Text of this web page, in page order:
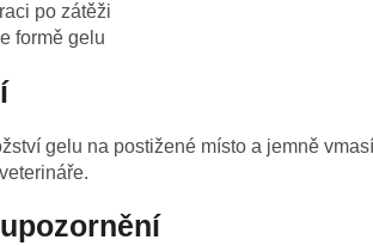
po zátěži
formě gelu
gelu na postižené místo a jemně